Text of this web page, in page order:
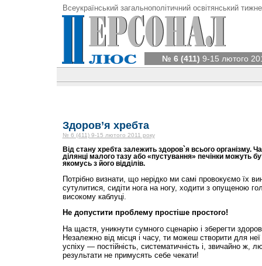
Всеукраїнський загальнополітичний освітянський
№ 6 (411) 9-15 лютого
Здоров’я хребта
№ 6 (411) 9-15 лютого 2011 року
Від стану хребта залежить здоров`я всього організму.
ділянці малого тазу або «пустування» печінки можуть
якомусь з його відділів.
Потрібно визнати, що нерідко ми самі провокуємо їх
сутулитися, сидіти нога на ногу, ходити з опущеною
високому каблуці.
Не допустити проблему простіше простого!
На щастя, уникнути сумного сценарію і зберегти
Незалежно від місця і часу, ти можеш створити для
успіху — постійність, систематичність і, звичайно ж,
результати не примусять себе чекати!